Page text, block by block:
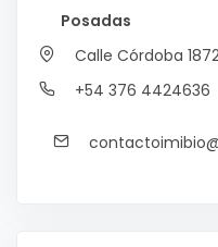
Posadas
Calle Córdoba
+54 376 4424636